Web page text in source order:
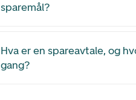
sparemål?
Hva er en spareavtale, og
gang?